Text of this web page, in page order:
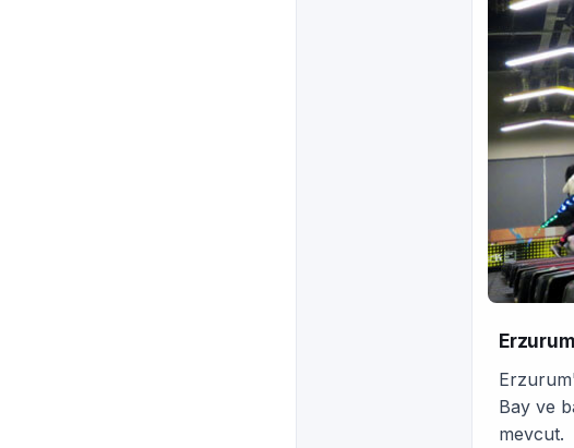
Bay ve
mevcut.